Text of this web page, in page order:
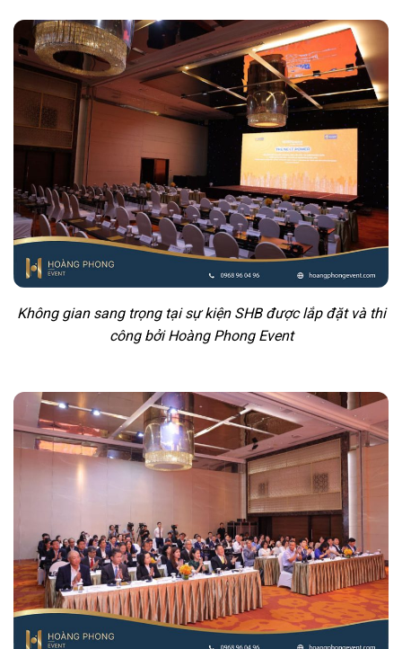
Không gian sang trọng tại sự kiện SHB được lắp đặt và thi
công bởi Hoàng Phong Event